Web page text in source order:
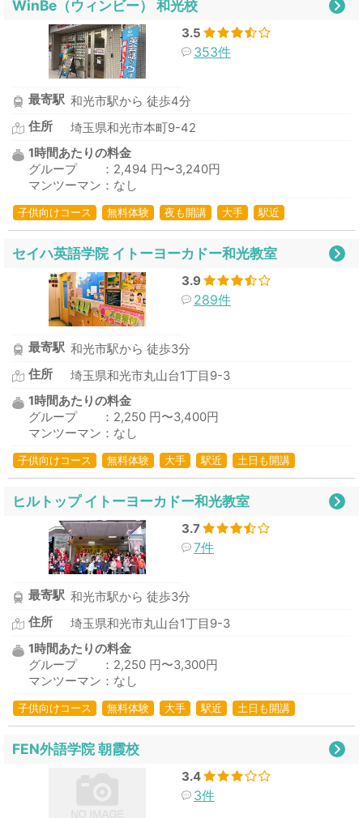
WinBe（ウィンビー） 和光校
3.5
353件
最寄駅 和光市駅から 徒歩4分
住所
埼玉県和光市本町9-42
1時間あたりの料金
グループ ：2,494 円〜3,240円
マンツーマン：なし
子供向けコース 無料体験 夜も開講 大手 駅近
セイハ英語学院 イトーヨーカドー和光教室
3.9
289件
最寄駅 和光市駅から 徒歩3分
住所
埼玉県和光市丸山台1丁目9-3
1時間あたりの料金
グループ ：2,250 円〜3,400円
マンツーマン：なし
子供向けコース 無料体験 大手 駅近 土日も開講
ヒルトップ イトーヨーカドー和光教室
3.7
7件
最寄駅 和光市駅から 徒歩3分
住所
埼玉県和光市丸山台1丁目9-3
1時間あたりの料金
グループ ：2,250 円〜3,300円
マンツーマン：なし
子供向けコース 無料体験 大手 駅近 土日も開講
FEN外語学院 朝霞校
3.4
3件